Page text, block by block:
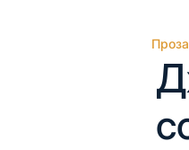
Проза